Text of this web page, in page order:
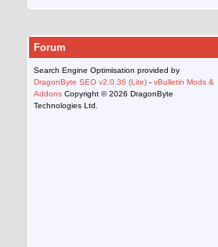
Forum
Search Engine Optimisation provided by
DragonByte SEO v2.0.36 (Lite) - vBulletin Mods &
Addons Copyright © 2026 DragonByte
Technologies Ltd.